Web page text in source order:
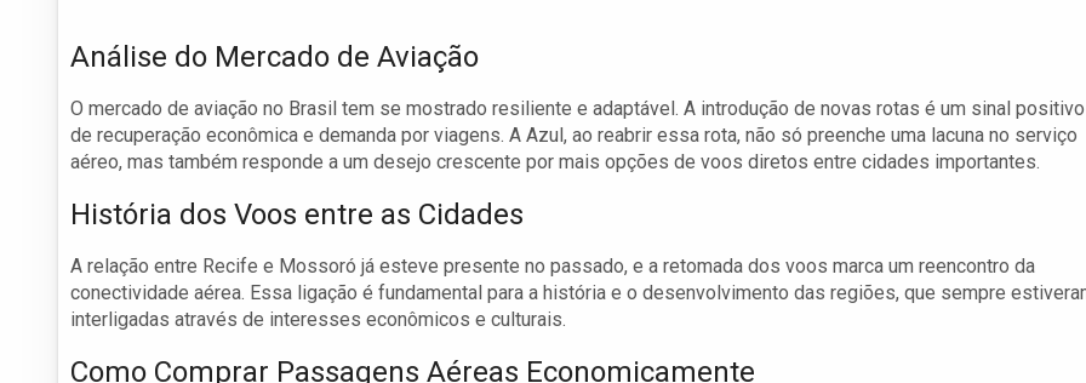
Análise do Mercado de Aviação
O mercado de aviação no Brasil tem se mostrado resiliente e adaptável. A introdução de novas rotas é um sinal positivo
de recuperação econômica e demanda por viagens. A Azul, ao reabrir essa rota, não só preenche uma lacuna no serviço
aéreo, mas também responde a um desejo crescente por mais opções de voos diretos entre cidades importantes.
História dos Voos entre as Cidades
A relação entre Recife e Mossoró já esteve presente no passado, e a retomada dos voos marca um reencontro da
conectividade aérea. Essa ligação é fundamental para a história e o desenvolvimento das regiões, que sempre
interligadas através de interesses econômicos e culturais.
Como Comprar Passagens Aéreas Economicamente